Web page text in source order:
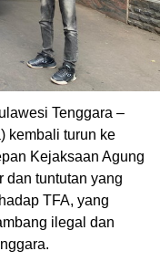
Tenggara –
kembali turun ke
Kejaksaan Agung
dan tuntutan yang
TFA, yang
ilegal dan